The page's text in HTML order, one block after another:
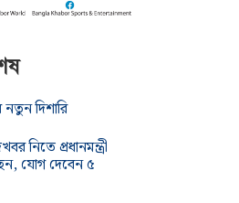
নতুন দিশারি
নিতে প্রধানমন্ত্রী
যোগ দেবেন ৫